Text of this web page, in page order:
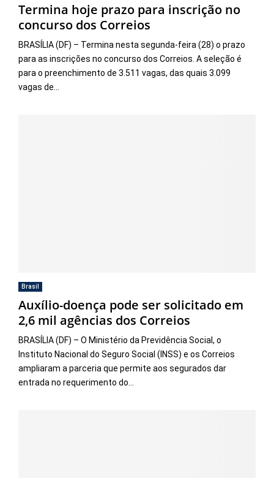
Termina hoje prazo para inscrição no
concurso dos Correios
BRASÍLIA (DF) – Termina nesta segunda-feira (28) o prazo
para as inscrições no concurso dos Correios. A seleção é
para o preenchimento de 3.511 vagas, das quais 3.099
vagas de...
Brasil
Auxílio-doença pode ser solicitado em
2,6 mil agências dos Correios
BRASÍLIA (DF) – O Ministério da Previdência Social, o
Instituto Nacional do Seguro Social (INSS) e os Correios
ampliaram a parceria que permite aos segurados dar
entrada no requerimento do...